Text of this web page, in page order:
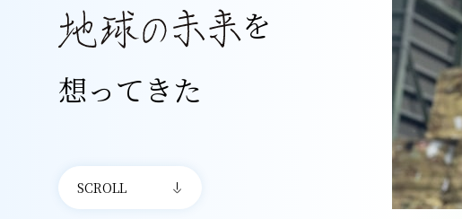
を
想ってきた
SCROLL